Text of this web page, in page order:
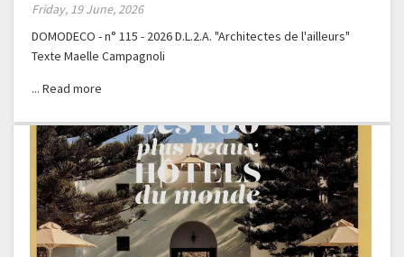
Friday, 19 June, 2026
DOMODECO - n° 115 - 2026 D.L.2.A. "Architectes de l'ailleurs"
Texte Maelle Campagnoli